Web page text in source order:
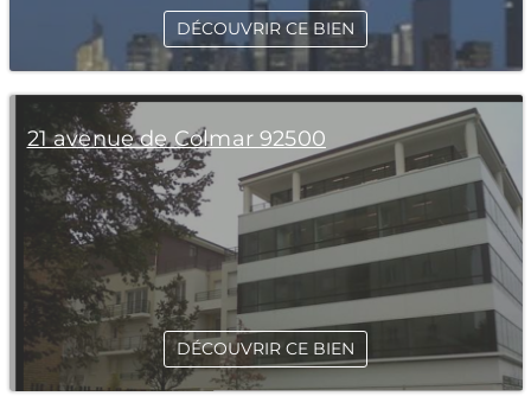
DÉCOUVRIR CE BIEN
21 avenue de Colmar 92500
DÉCOUVRIR CE BIEN